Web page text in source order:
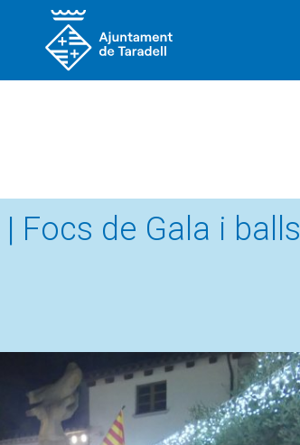
| Focs de Gala i balls